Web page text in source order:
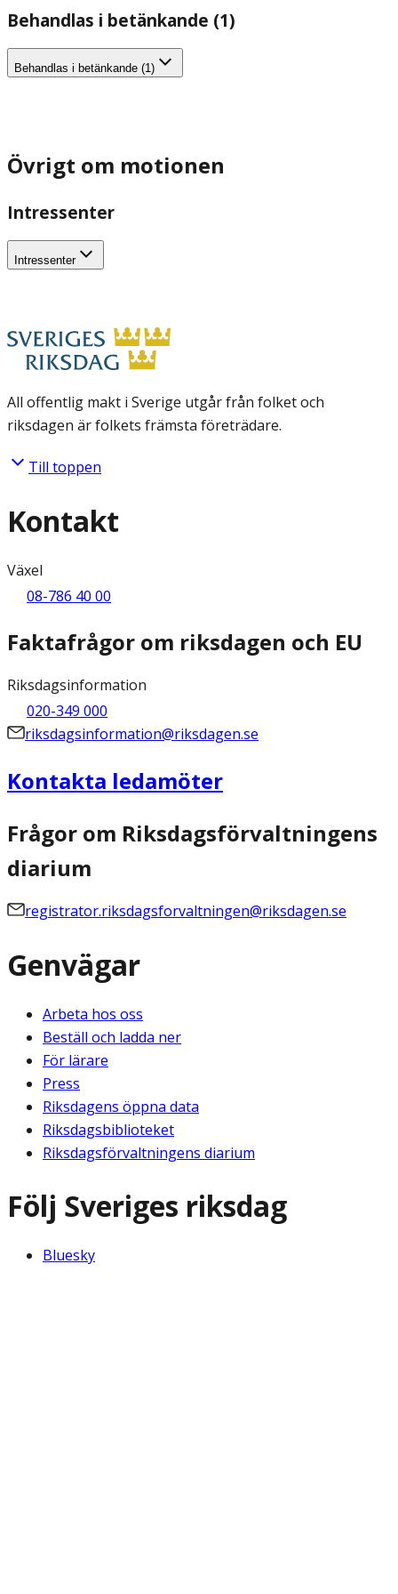
Behandlas i betänkande (1)
Behandlas i betänkande (1)
Övrigt om motionen
Intressenter
Intressenter
All offentlig makt i Sverige utgår från folket och
riksdagen är folkets främsta företrädare.
Till toppen
Kontakt
Växel
08-786 40 00
Faktafrågor om riksdagen och EU
Riksdagsinformation
020-349 000
riksdagsinformation@riksdagen.se
Kontakta ledamöter
Frågor om Riksdagsförvaltningens
diarium
registrator.riksdagsforvaltningen@riksdagen.se
Genvägar
Arbeta hos oss
Beställ och ladda ner
För lärare
Press
Riksdagens öppna data
Riksdagsbiblioteket
Riksdagsförvaltningens diarium
Följ Sveriges riksdag
Bluesky